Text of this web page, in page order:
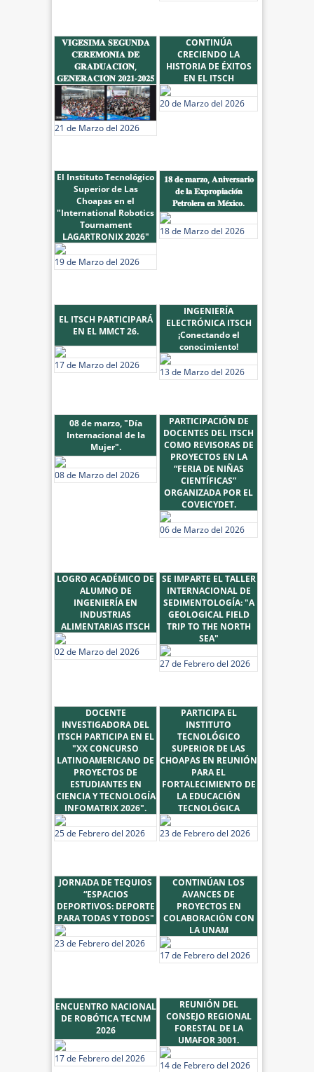
𝐕𝐈𝐆𝐄́𝐒𝐈𝐌𝐀 𝐒𝐄𝐆𝐔𝐍𝐃𝐀
𝐂𝐄𝐑𝐄𝐌𝐎𝐍𝐈𝐀 𝐃𝐄
𝐆𝐑𝐀𝐃𝐔𝐀𝐂𝐈𝐎́𝐍,
𝐆𝐄𝐍𝐄𝐑𝐀𝐂𝐈𝐎́𝐍 𝟐𝟎𝟐𝟏-𝟐𝟎𝟐𝟓
21 de Marzo del 2026
CONTINÚA
CRECIENDO LA
HISTORIA DE ÉXITOS
EN EL ITSCH
20 de Marzo del 2026
El Instituto Tecnológico
Superior de Las
Choapas en el
"International Robotics
Tournament
LAGARTRONIX 2026"
19 de Marzo del 2026
𝟏𝟖 𝐝𝐞 𝐦𝐚𝐫𝐳𝐨, 𝐀𝐧𝐢𝐯𝐞𝐫𝐬𝐚𝐫𝐢𝐨
𝐝𝐞 𝐥𝐚 𝐄𝐱𝐩𝐫𝐨𝐩𝐢𝐚𝐜𝐢𝐨́𝐧
𝐏𝐞𝐭𝐫𝐨𝐥𝐞𝐫𝐚 𝐞𝐧 𝐌𝐞́𝐱𝐢𝐜𝐨.
18 de Marzo del 2026
EL ITSCH PARTICIPARÁ
EN EL MMCT 26.
17 de Marzo del 2026
INGENIERÍA
ELECTRÓNICA ITSCH
¡Conectando el
conocimiento!
13 de Marzo del 2026
08 de marzo, "Día
Internacional de la
Mujer".
08 de Marzo del 2026
PARTICIPACIÓN DE
DOCENTES DEL ITSCH
COMO REVISORAS DE
PROYECTOS EN LA
“FERIA DE NIÑAS
CIENTÍFICAS”
ORGANIZADA POR EL
COVEICYDET.
06 de Marzo del 2026
LOGRO ACADÉMICO DE
ALUMNO DE
INGENIERÍA EN
INDUSTRIAS
ALIMENTARIAS ITSCH
02 de Marzo del 2026
SE IMPARTE EL TALLER
INTERNACIONAL DE
SEDIMENTOLOGÍA: "A
GEOLOGICAL FIELD
TRIP TO THE NORTH
SEA"
27 de Febrero del 2026
DOCENTE
INVESTIGADORA DEL
ITSCH PARTICIPA EN EL
"XX CONCURSO
LATINOAMERICANO DE
PROYECTOS DE
ESTUDIANTES EN
CIENCIA Y TECNOLOGÍA
INFOMATRIX 2026".
25 de Febrero del 2026
PARTICIPA EL
INSTITUTO
TECNOLÓGICO
SUPERIOR DE LAS
CHOAPAS EN REUNIÓN
PARA EL
FORTALECIMIENTO DE
LA EDUCACIÓN
TECNOLÓGICA
23 de Febrero del 2026
JORNADA DE TEQUIOS
“ESPACIOS
DEPORTIVOS: DEPORTE
PARA TODAS Y TODOS"
23 de Febrero del 2026
CONTINÚAN LOS
AVANCES DE
PROYECTOS EN
COLABORACIÓN CON
LA UNAM
17 de Febrero del 2026
ENCUENTRO NACIONAL
DE ROBÓTICA TECNM
2026
17 de Febrero del 2026
REUNIÓN DEL
CONSEJO REGIONAL
FORESTAL DE LA
UMAFOR 3001.
14 de Febrero del 2026